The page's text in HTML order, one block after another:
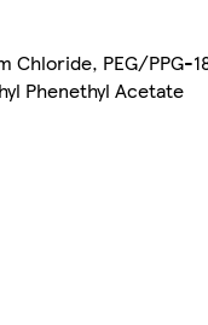
Chloride, PEG/PPG-
Phenethyl Acetate